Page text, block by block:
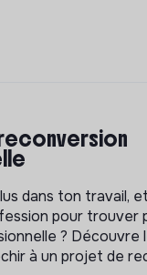
reconversion
dans ton travail,
pour trouver
? Découvre
à un projet de